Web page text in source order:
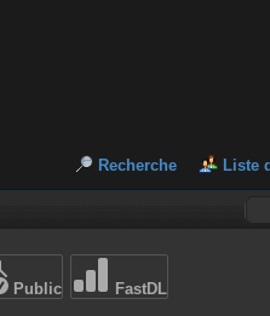
Recherche Liste
Public FastDL